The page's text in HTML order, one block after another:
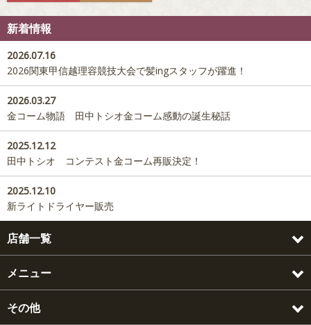
新着情報
2026.07.16
2026関東甲信越理容競技大会で髪ingスタッフが躍進！
2026.03.27
金コーム物語 田中トシオ金コーム感動の誕生秘話
2025.12.12
田中トシオ コンテスト金コーム再販決定！
2025.12.10
新ライトドライヤー販売
店舗一覧
メニュー
その他